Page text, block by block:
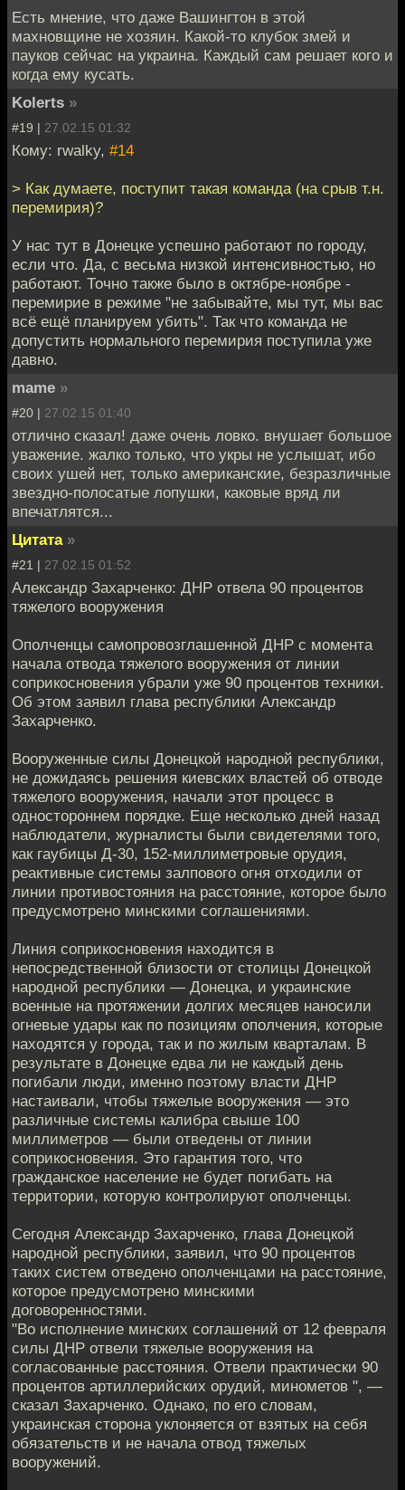
Есть мнение, что даже Вашингтон в этой
махновщине не хозяин. Какой-то клубок змей и
пауков сейчас на украина. Каждый сам решает кого и
когда ему кусать.
Kolerts »
#19 | 27.02.15 01:32
Кому: rwalky, #14
> Как думаете, поступит такая команда (на срыв т.н.
перемирия)?
У нас тут в Донецке успешно работают по городу,
если что. Да, с весьма низкой интенсивностью, но
работают. Точно также было в октябре-ноябре -
перемирие в режиме "не забывайте, мы тут, мы вас
всё ещё планируем убить". Так что команда не
допустить нормального перемирия поступила уже
давно.
mame »
#20 | 27.02.15 01:40
отлично сказал! даже очень ловко. внушает большое
уважение. жалко только, что укры не услышат, ибо
своих ушей нет, только американские, безразличные
звездно-полосатые лопушки, каковые вряд ли
впечатлятся...
Цитата »
#21 | 27.02.15 01:52
Александр Захарченко: ДНР отвела 90 процентов
тяжелого вооружения
Ополченцы самопровозглашенной ДНР с момента
начала отвода тяжелого вооружения от линии
соприкосновения убрали уже 90 процентов техники.
Об этом заявил глава республики Александр
Захарченко.
Вооруженные силы Донецкой народной республики,
не дожидаясь решения киевских властей об отводе
тяжелого вооружения, начали этот процесс в
одностороннем порядке. Еще несколько дней назад
наблюдатели, журналисты были свидетелями того,
как гаубицы Д-30, 152-миллиметровые орудия,
реактивные системы залпового огня отходили от
линии противостояния на расстояние, которое было
предусмотрено минскими соглашениями.
Линия соприкосновения находится в
непосредственной близости от столицы Донецкой
народной республики — Донецка, и украинские
военные на протяжении долгих месяцев наносили
огневые удары как по позициям ополчения, которые
находятся у города, так и по жилым кварталам. В
результате в Донецке едва ли не каждый день
погибали люди, именно поэтому власти ДНР
настаивали, чтобы тяжелые вооружения — это
различные системы калибра свыше 100
миллиметров — были отведены от линии
соприкосновения. Это гарантия того, что
гражданское население не будет погибать на
территории, которую контролируют ополченцы.
Сегодня Александр Захарченко, глава Донецкой
народной республики, заявил, что 90 процентов
таких систем отведено ополченцами на расстояние,
которое предусмотрено минскими
договоренностями.
"Во исполнение минских соглашений от 12 февраля
силы ДНР отвели тяжелые вооружения на
согласованные расстояния. Отвели практически 90
процентов артиллерийских орудий, минометов ", —
сказал Захарченко. Однако, по его словам,
украинская сторона уклоняется от взятых на себя
обязательств и не начала отвод тяжелых
вооружений.